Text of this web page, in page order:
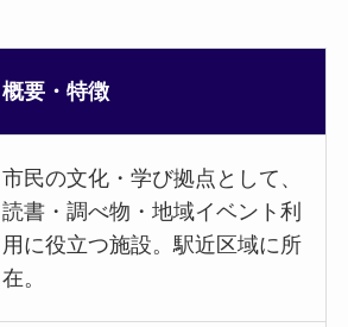
概要・特徴
市民の文化・学び拠点として、
読書・調べ物・地域イベント利
用に役立つ施設。駅近区域に所
在。